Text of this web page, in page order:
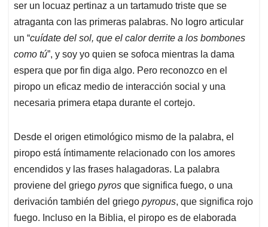
ser un locuaz pertinaz a un tartamudo triste que se
atraganta con las primeras palabras. No logro articular
un “cuídate del sol, que el calor derrite a los bombones
como tú”, y soy yo quien se sofoca mientras la dama
espera que por fin diga algo. Pero reconozco en el
piropo un eficaz medio de interacción social y una
necesaria primera etapa durante el cortejo.
Desde el origen etimológico mismo de la palabra, el
piropo está íntimamente relacionado con los amores
encendidos y las frases halagadoras. La palabra
proviene del griego pyros que significa fuego, o una
derivación también del griego pyropus, que significa rojo
fuego. Incluso en la Biblia, el piropo es de elaborada